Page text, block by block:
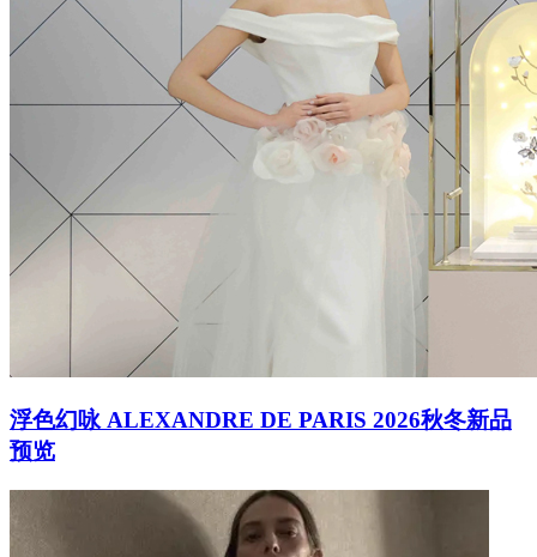
浮色幻咏 ALEXANDRE DE PARIS 2026秋冬新品
预览